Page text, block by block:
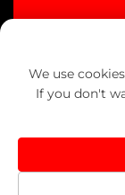
سياسةWe use
If you don't